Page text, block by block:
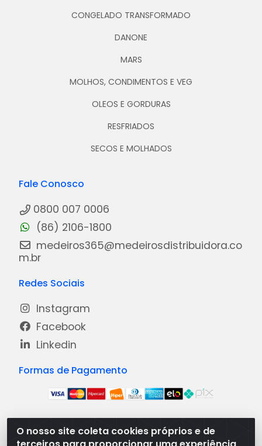
O nosso site coleta cookies próprios e de
CONGELADO TRANSFORMADO
DANONE
MARS
MOLHOS, CONDIMENTOS E VEG
OLEOS E GORDURAS
RESFRIADOS
SECOS E MOLHADOS
Fale Conosco
0800 007 0006
(86) 2106-1800
medeiros365@medeirosdistribuidora.co
m.br
Redes Sociais
Instagram
Facebook
Linkedin
Formas de Pagamento
Medeiros Distribuidora - Rua Dias Carneiro, 1977 -